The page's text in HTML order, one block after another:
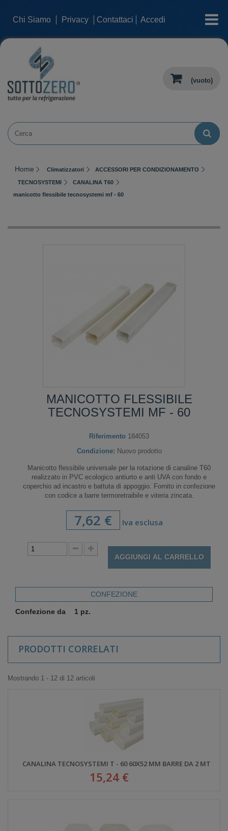
Chi Siamo Privacy Contattaci Accedi categorie
(vuoto)
Home Climatizzatori ACCESSORI PER CONDIZIONAMENTO
TECNOSYSTEMI
CANALINA T60
manicotto flessibile tecnosystemi mf - 60
MANICOTTO FLESSIBILE
TECNOSYSTEMI MF - 60
Riferimento 184053
Condizione: Nuovo prodotto
Manicotto flessibile universale per la rotazione di canaline T60
realizzato in PVC ecologico antiurto e anti UVA con fondo e
coperchio ad incastro e battuta di appoggio. Fornito in confezione
con codice a barre termoretraibile e viteria zincata.
7,62 € Iva esclusa
AGGIUNGI AL CARRELLO
CONFEZIONE
Confezione da 1 pz.
PRODOTTI CORRELATI
Mostrando 1 - 12 di 12 articoli
CANALINA TECNOSYSTEMI T - 60 60X52 MM BARRE DA 2 MT
15,24 €